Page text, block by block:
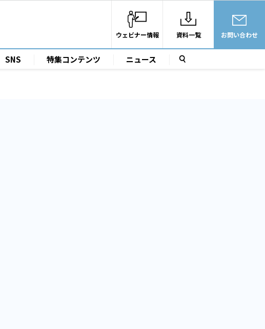
ウェビナー情報 資料一覧 お問い合わせ
SNS 特集コンテンツ ニュース